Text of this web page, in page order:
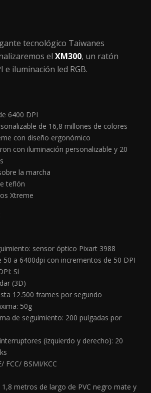
tecnológico Taiwanes
el XM300, un ratón
e iluminación led RGB.
6400 DPI
de 16,8 millones de colores
con diseño ergonómico
con iluminación personalizable y 20
la marcha
teflón
Xtreme
sensor óptico Pixart 3988
50 a 6400dpi con incrementos de 50 DPI
Sí
(3D)
12.500 frames por segundo
50g
de seguimiento: 200 pulgadas por
(izquierdo y derecho): 20
FCC/ BSMI/KCC
metros de largo de PVC negro mate y